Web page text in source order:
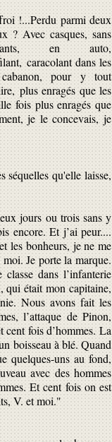
!...Perdu parmi deux
? Avec casques, sans
en auto,
caracolant dans les
pour y tout
plus enragés que les
fois plus enragés que
je le concevais, je
séquelles qu'elle laisse,
jours ou trois sans y
encore. Et j’ai peur....
les bonheurs, je ne me
Je porte la marque.
dans l’infanterie
qui était mon capitaine,
Nous avons fait les
l’attaque de Pinon,
fois d’hommes. La
boisseau à blé. Quand
quelques-uns au fond,
avec des hommes
Et cent fois on est
V. et moi."